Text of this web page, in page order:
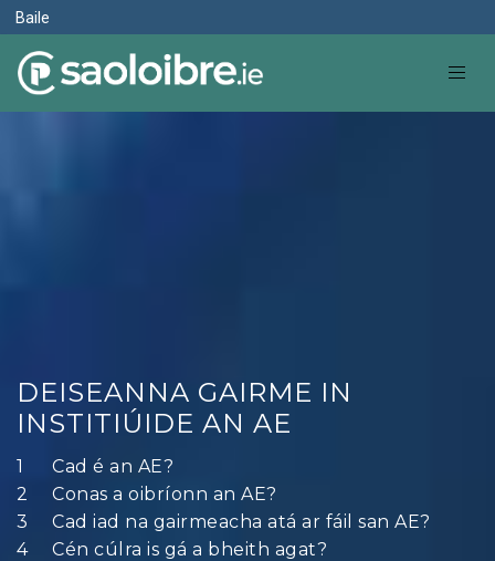
Baile
DEISEANNA GAIRME IN
INSTITIÚIDE AN AE
Cad é an AE?
Conas a oibríonn an AE?
Cad iad na gairmeacha atá ar fáil san AE?
Cén cúlra is gá a bheith agat?